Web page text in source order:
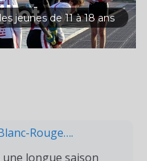
jeunes de 11 à 18 ans
Rouge….
une longue saison